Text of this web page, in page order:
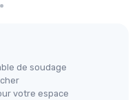
de soudage
votre espace